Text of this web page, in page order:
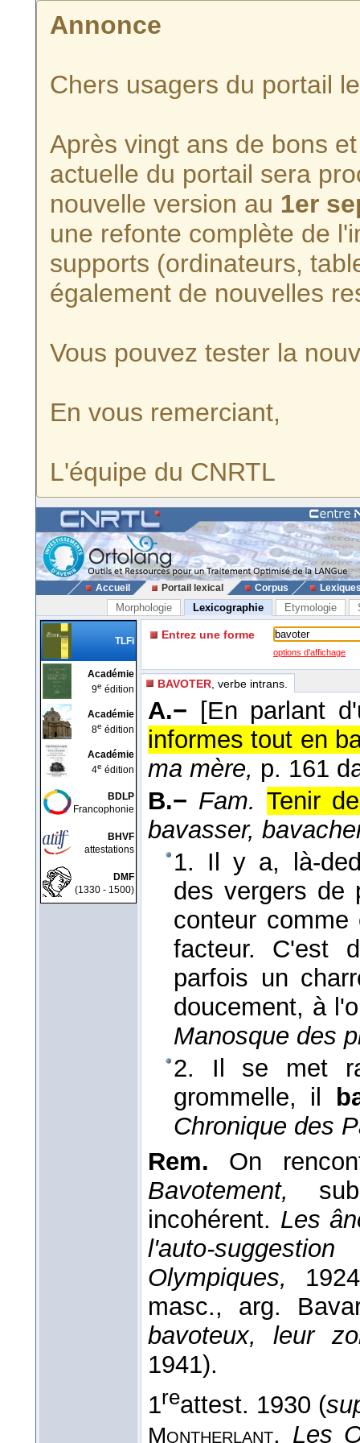
Annonce
Chers usagers du portail
Après vingt ans de bons
actuelle du portail sera
nouvelle version au 1er
une refonte complète de
supports (ordinateurs,
également de nouvelles
Vous pouvez tester la
En vous remerciant,
L'équipe du CNRTL
Accueil Portail lexical Corpus
Morphologie Lexicographie Etymologie
TLFi
Académie
9e édition
Académie
8e édition
Académie
4e édition
BDLP
Francophonie
BHVF
attestations
DMF
(1330 - 1500)
Entrez une forme
options d'affichage
BAVOTER , verbe intrans.
A.− [En parlant
informes tout en
ma mère, p. 161
B.− Fam. Tenir
bavasser,
1. Il y a, là-
des vergers de
conteur
facteur. C'est
parfois un
doucement, à
Manosque des
2. Il se met
grommelle, il
Chronique des
Rem. On
Bavotement,
incohérent. Les
l'auto-
Olympiques,
masc., arg.
bavoteux, leur
1941).
1reattest. 1930 (
Montherlant, Les